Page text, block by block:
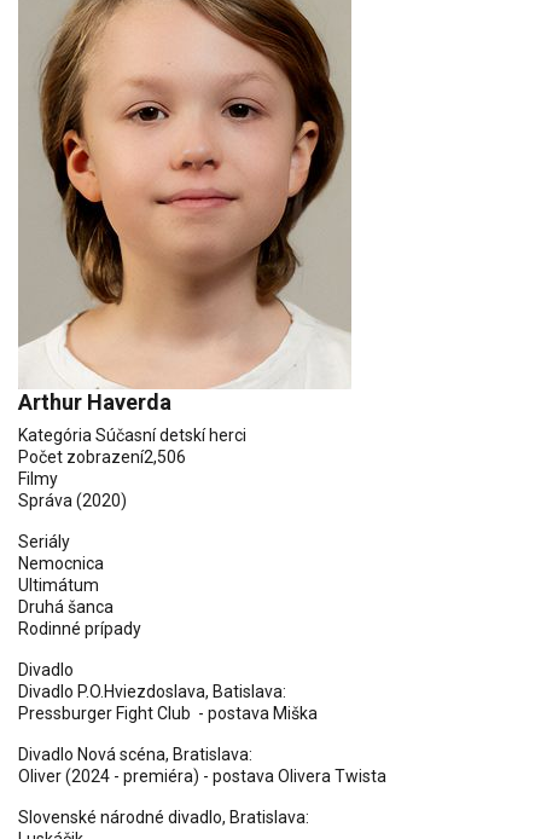
Arthur Haverda
Kategória Súčasní detskí herci
Počet zobrazení2,506
Filmy
Správa (2020)
Seriály
Nemocnica
Ultimátum
Druhá šanca
Rodinné prípady
Divadlo
Divadlo P.O.Hviezdoslava, Batislava:
Pressburger Fight Club - postava Miška
Divadlo Nová scéna, Bratislava:
Oliver (2024 - premiéra) - postava Olivera Twista
Slovenské národné divadlo, Bratislava: